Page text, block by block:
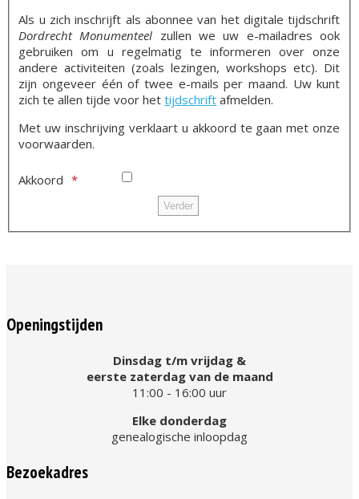
Als u zich inschrijft als abonnee van het digitale tijdschrift
Dordrecht Monumenteel zullen we uw e-mailadres ook
gebruiken om u regelmatig te informeren over onze
andere activiteiten (zoals lezingen, workshops etc). Dit
zijn ongeveer één of twee e-mails per maand. Uw kunt
zich te allen tijde voor hettijdschrift afmelden.
Met uw inschrijving verklaart u akkoord te gaan met onze
voorwaarden.
Akkoord
Openingstijden
Dinsdag t/m vrijdag &
eerste zaterdag van de maand
11:00 - 16:00 uur
Elke donderdag
genealogische inloopdag
Bezoekadres